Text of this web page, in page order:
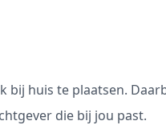
bij huis te plaatsen.
die bij jou past.